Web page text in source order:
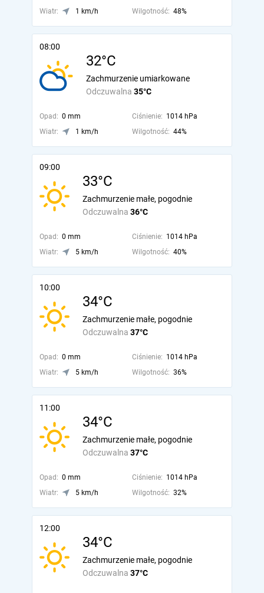
Wiatr: 1 km/h Wilgotność: 48%
08:00
32°C
Odczuwalna 35°C
Zachmurzenie umiarkowane
Opad: 0 mm Ciśnienie: 1014 hPa
Wiatr:
1 km/h Wilgotność: 44%
09:00
33°C
Odczuwalna 36°C
Zachmurzenie małe, pogodnie
Opad: 0 mm Ciśnienie: 1014 hPa
Wiatr:
5 km/h Wilgotność: 40%
10:00
34°C
Odczuwalna 37°C
Zachmurzenie małe, pogodnie
Opad: 0 mm Ciśnienie: 1014 hPa
Wiatr:
5 km/h Wilgotność: 36%
11:00
34°C
Odczuwalna 37°C
Zachmurzenie małe, pogodnie
Opad: 0 mm Ciśnienie: 1014 hPa
Wiatr:
5 km/h Wilgotność: 32%
12:00
34°C
Odczuwalna 37°C
Zachmurzenie małe, pogodnie